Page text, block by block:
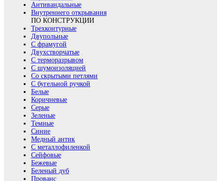
Антивандальные
Внутреннего открывания
ПО КОНСТРУКЦИИ
Трехконтурные
Двупольные
С фрамугой
Двухстворчатые
С терморазрывом
С шумоизоляцией
Со скрытыми петлями
С бугельной ручкой
Белые
Коричневые
Серые
Зеленые
Темные
Синие
Медный антик
С металлофиленкой
Сейфовые
Бежевые
Беленый дуб
Прованс